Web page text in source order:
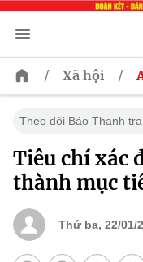
/ Xã hội /
Theo dõi Báo Thanh
Tiêu chí xác
thành mục
Thứ ba, 22/01/